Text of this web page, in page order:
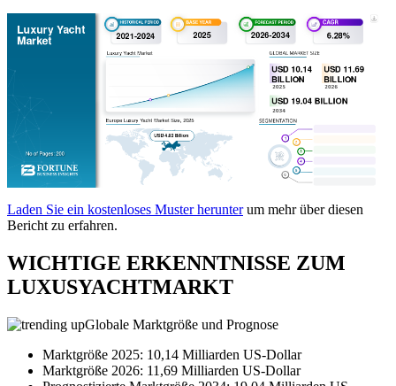
Laden Sie ein kostenloses Muster herunterum mehr über diesen
Bericht zu erfahren.
WICHTIGE ERKENNTNISSE ZUM
LUXUSYACHTMARKT
Globale Marktgröße und Prognose
Marktgröße 2025: 10,14 Milliarden US-Dollar
Marktgröße 2026: 11,69 Milliarden US-Dollar